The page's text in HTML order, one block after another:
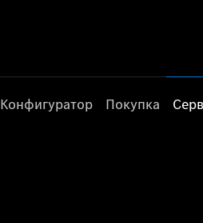
Конфигуратор Покупка